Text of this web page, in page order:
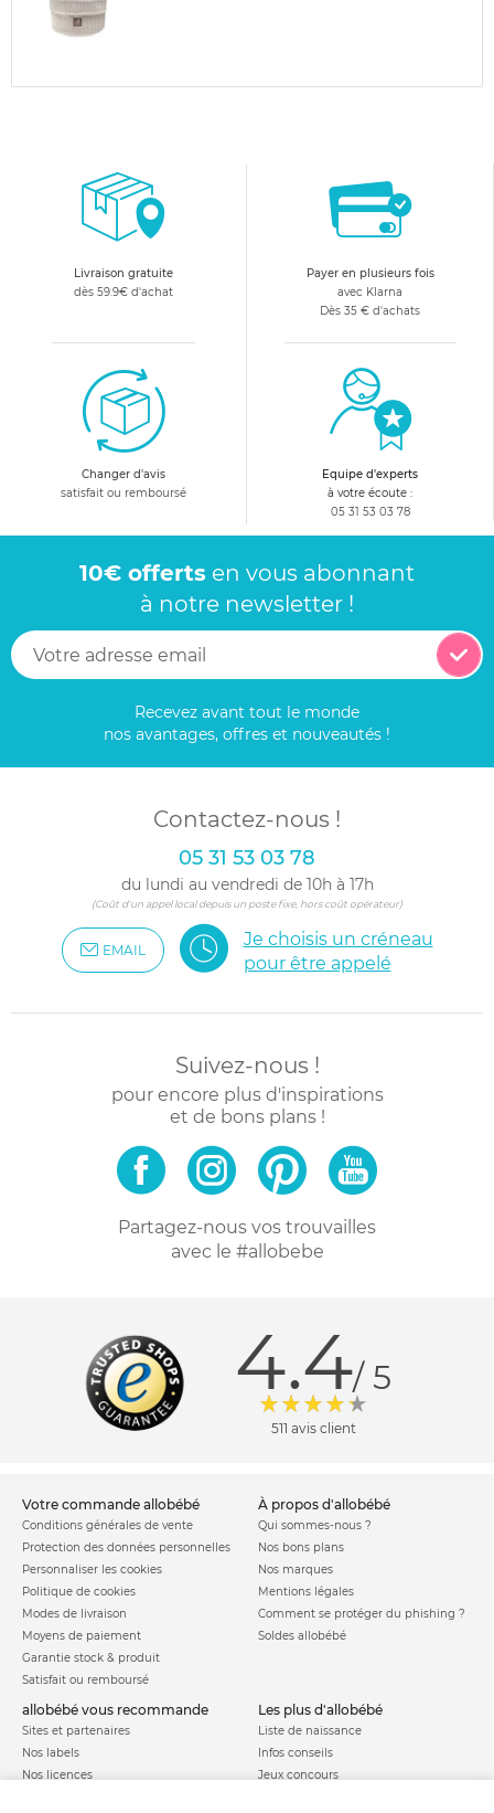
Livraison gratuite
dès 59.9€ d'achat
Payer en plusieurs fois
avec Klarna
Dès 35 € d'achats
Changer d'avis
satisfait ou remboursé
Equipe d'experts
à votre écoute :
05 31 53 03 78
10€ offerts en vous abonnant
à notre newsletter !
Recevez avant tout le monde
nos avantages, offres et nouveautés !
Contactez-nous !
05 31 53 03 78
du lundi au vendredi de 10h à 17h
(Coût d'un appel local depuis un poste fixe, hors coût opérateur)
EMAIL
Je choisis un créneau
pour être appelé
Suivez-nous !
pour encore plus d'inspirations
et de bons plans !
Partagez-nous vos trouvailles
avec le #allobebe
4.4/ 5
511 avis client
votre commande allobébé
Conditions générales de vente
Protection des données personnelles
Personnaliser les cookies
Politique de cookies
Modes de livraison
Moyens de paiement
Garantie stock & produit
Satisfait ou remboursé
à propos d'allobébé
Qui sommes-nous ?
Nos bons plans
Nos marques
Mentions légales
Comment se protéger du phishing ?
Soldes allobébé
allobébé vous recommande
Sites et partenaires
Nos labels
Nos licences
les plus d'allobébé
Liste de naissance
Infos conseils
Jeux concours